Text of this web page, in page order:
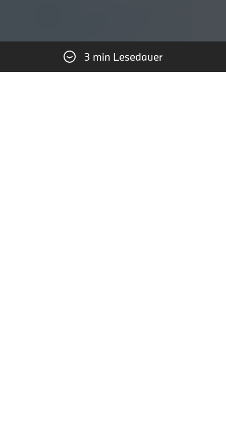
3 min Lesedauer